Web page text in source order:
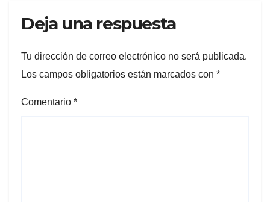
Deja una respuesta
Tu dirección de correo electrónico no será publicada.
Los campos obligatorios están marcados con *
Comentario *